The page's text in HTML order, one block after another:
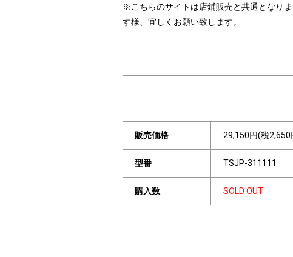
※こちらのサイトは店鋪販売と共通となり
す様、宜しくお願い致します。
販売価格 29,150円(税2,650
型番 TSJP-311111
購入数 SOLD OUT